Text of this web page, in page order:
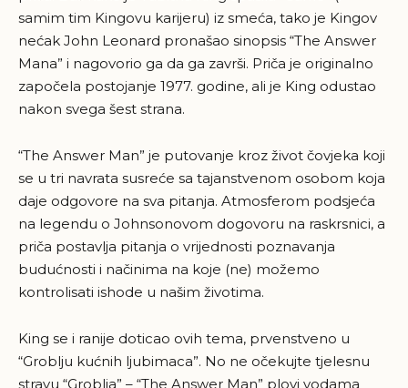
samim tim Kingovu karijeru) iz smeća, tako je Kingov
nećak John Leonard pronašao sinopsis “The Answer
Mana” i nagovorio ga da ga završi. Priča je originalno
započela postojanje 1977. godine, ali je King odustao
nakon svega šest strana.
“The Answer Man” je putovanje kroz život čovjeka koji
se u tri navrata susreće sa tajanstvenom osobom koja
daje odgovore na sva pitanja. Atmosferom podsjeća
na legendu o Johnsonovom dogovoru na raskrsnici, a
priča postavlja pitanja o vrijednosti poznavanja
budućnosti i načinima na koje (ne) možemo
kontrolisati ishode u našim životima.
King se i ranije doticao ovih tema, prvenstveno u
“Groblju kućnih ljubimaca”. No ne očekujte tjelesnu
stravu “Groblja” – “The Answer Man” plovi vodama